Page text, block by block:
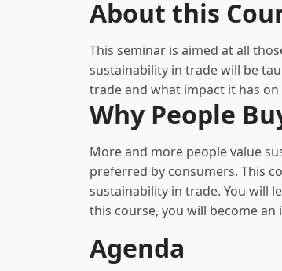
About this
This seminar is aimed at all
sustainability in trade will be
trade and what impact it has
Why People
More and more people value
preferred by consumers. This
sustainability in trade. You will
this course, you will become
Agenda